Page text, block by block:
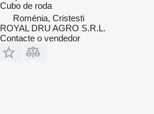
Cubo de roda
Roménia, Cristesti
ROYAL DRU AGRO S.R.L.
Contacte o vendedor